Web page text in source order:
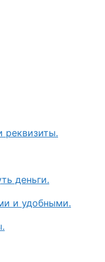
реквизиты.
деньги.
и удобными.